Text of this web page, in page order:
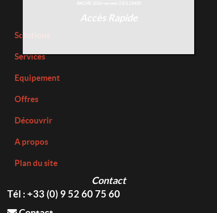
AKCMS 2026 version 2.8.0.23450
Accès Rapide
Solutions
Services
Equipement
Offres
Découvrir
A propos
Plan du site
Contact
Tél : +33 (0) 9 52 60 75 60